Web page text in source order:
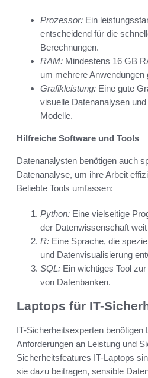
Prozessor: Ein
entscheidend für die
Berechnungen.
RAM: Mindestens 16 GB
um mehrere
Grafikleistung: Eine gute
visuelle Datenanalysen
Modelle.
Hilfreiche Software und Tools
Datenanalysten benötigen auch
Datenanalyse, um ihre Arbeit
Beliebte Tools umfassen:
Python: Eine vielseitige
der Datenwissenschaft
R: Eine Sprache, die
und Datenvisualisierung
SQL: Ein wichtiges Tool
von Datenbanken.
Laptops für IT-
IT-Sicherheitsexperten benötigen
Anforderungen an Leistung und
Sicherheitsfeatures IT-Laptops
sie dazu beitragen, sensible